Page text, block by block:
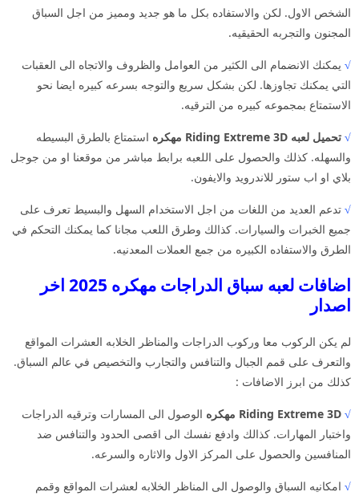
الشخص الاول. لكن والاستفاده بكل ما هو جديد ومميز من اجل السباق
المجنون والتجربه الحقيقيه.
√ يمكنك الانضمام الى الكثير من العوامل والظروف والاتجاه الى العقبات
التي يمكنك تجاوزها. لكن بشكل سريع والتوجه بسرعه كبيره ايضا نحو
الاستمتاع بمجموعه كبيره من الترقيه.
√ تحميل لعبه Riding Extreme 3D مهكره
استمتاع بالطرق البسيطه
والسهله. كذلك والحصول على اللعبه برابط مباشر من موقعنا او من جوجل
بلاي او اب ستور للاندرويد والايفون.
√ تدعم العديد من اللغات من اجل الاستخدام السهل والبسيط تعرف على
جميع الخبرات والسيارات. كذالك وطرق اللعب مجانا كما يمكنك التحكم في
الطرق والاستفاده الكبيره من جمع العملات المعدنيه.
اضافات لعبه سباق الدراجات مهكره 2025 اخر
اصدار
لم يكن الركوب معا وركوب الدراجات والمناظر الخلابه العشرات المواقع
والتعرف على قمم الجبال والتنافس والتجارب والتخصيص في عالم السباق.
كذلك من ابرز الاضافات :
√ Riding Extreme 3D مهكره
الوصول الى المسارات وترقيه الدراجات
واختبار المهارات. كذالك وادفع نفسك الى اقصى الحدود والتنافس ضد
المنافسين والحصول على المركز الاول والاثاره والسرعه.
√ امكانيه السباق والوصول الى المناظر الخلابه لعشرات المواقع وقمم